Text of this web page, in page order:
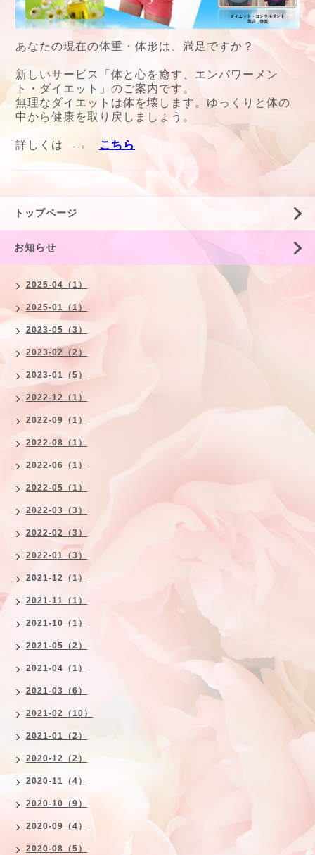
あなたの現在の体重・体形は、満足ですか？
新しいサービス
「体と心を癒す、エンパワーメン
ト・ダイエット」のご案内です。
無理なダイエットは体を壊します。ゆっくりと体の
中から健康を取り戻しましょう。
詳しくは → こちら
トップページ
お知らせ
2025-04（1）
2025-01（1）
2023-05（3）
2023-02（2）
2023-01（5）
2022-12（1）
2022-09（1）
2022-08（1）
2022-06（1）
2022-05（1）
2022-03（3）
2022-02（3）
2022-01（3）
2021-12（1）
2021-11（1）
2021-10（1）
2021-05（2）
2021-04（1）
2021-03（6）
2021-02（10）
2021-01（2）
2020-12（2）
2020-11（4）
2020-10（9）
2020-09（4）
2020-08（5）